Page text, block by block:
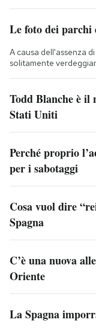
Le foto dei
A causa dell'assenza
solitamente
Todd Blanche è il
Stati Uniti
Perché proprio
per i sabotaggi
Cosa vuol dire
Spagna
C’è una nuova
Oriente
La Spagna